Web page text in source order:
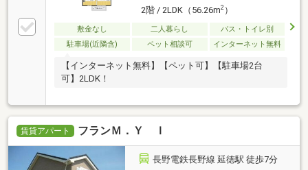
2階 / 2LDK（56.26m2）
敷金なし 二人暮らし
バス・トイレ別
駐車場(近隣含)
ペット相談可 インターネット無料
【インターネット無料】【ペット可】【駐車場2台
可】2LDK！
賃貸アパート フランＭ．Ｙ Ｉ
長野電鉄長野線 延徳駅 徒歩7分